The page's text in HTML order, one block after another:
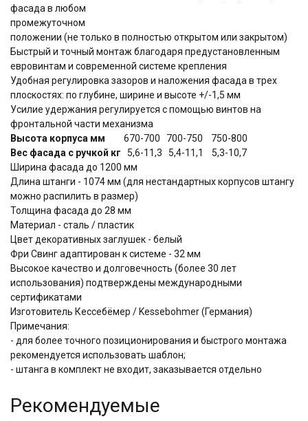
фасада в любом
промежуточном
положении (не только в полностью открытом или закрытом)
Быстрый и точный монтаж благодаря предустановленным
евровинтам и современной системе крепления
Удобная регулировка зазоров и наложения фасада в трех
плоскостях: по глубине, ширине и высоте +/-1,5 мм
Усилие удержания регулируется с помощью винтов на
фронтальной части механизма
Высота корпуса мм 670-700 700-750 750-800
Вес фасада с ручкой кг
5,6-11,3 5,4-11,1 5,3-10,7
Ширина фасада до 1200 мм
Длина штанги - 1074 мм (для нестандартных корпусов штангу
можно распилить в размер)
Толщина фасада до 28 мм
Материал - сталь / пластик
Цвет декоративных заглушек - белый
Фри Свинг адаптирован к системе - 32 мм
Высокое качество и долговечность (более 30 лет
использования) подтверждены международными
сертификатами
Изготовитель Кессебёмер / Kessebohmer (Германия)
Примечания:
- для более точного позиционирования и быстрого монтажа
рекомендуется использовать шаблон;
- штанга в комплект не входит, заказывается отдельно
Рекомендуемые